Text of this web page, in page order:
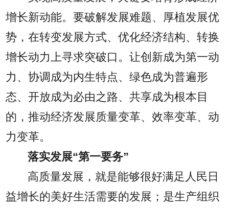
增长新动能。要破解发展难题、厚植发展优
势，在转变发展方式、优化经济结构、转换
增长动力上寻求突破口。让创新成为第一动
力、协调成为内生特点、绿色成为普遍形
态、开放成为必由之路、共享成为根本目
的，推动经济发展质量变革、效率变革、动
力变革。
落实发展“第一要务”
高质量发展，就是能够很好满足人民日
益增长的美好生活需要的发展；是生产组织